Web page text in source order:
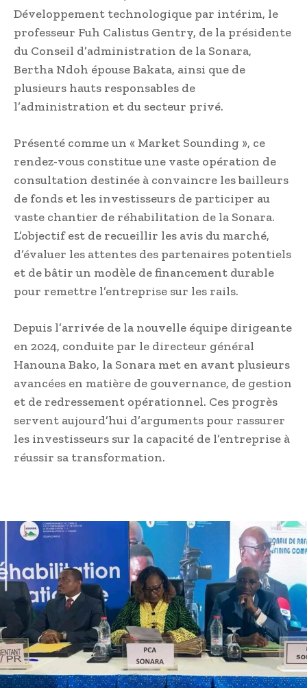
Développement technologique par intérim, le
professeur Fuh Calistus Gentry, de la présidente
du Conseil d’administration de la Sonara,
Bertha Ndoh épouse Bakata, ainsi que de
plusieurs hauts responsables de
l’administration et du secteur privé.
Présenté comme un « Market Sounding », ce
rendez-vous constitue une vaste opération de
consultation destinée à convaincre les bailleurs
de fonds et les investisseurs de participer au
vaste chantier de réhabilitation de la Sonara.
L’objectif est de recueillir les avis du marché,
d’évaluer les attentes des partenaires potentiels
et de bâtir un modèle de financement durable
pour remettre l’entreprise sur les rails.
Depuis l’arrivée de la nouvelle équipe dirigeante
en 2024, conduite par le directeur général
Hanouna Bako, la Sonara met en avant plusieurs
avancées en matière de gouvernance, de gestion
et de redressement opérationnel. Ces progrès
servent aujourd’hui d’arguments pour rassurer
les investisseurs sur la capacité de l’entreprise à
réussir sa transformation.